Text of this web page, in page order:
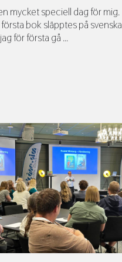
mycket speciell dag för mig.
bok släpptes på svenska
för första gå ...